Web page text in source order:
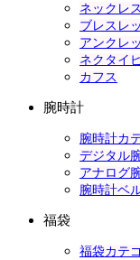
ネックレス
ブレスレ
アンクレ
ネクタイ
カフス
腕時計
腕時計カ
デジタル
アナログ
腕時計ベ
福袋
福袋カテ